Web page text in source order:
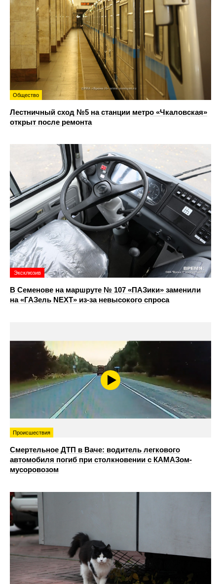
Общество
Лестничный сход №5 на станции метро «Чкаловская»
открыт после ремонта
Эксклюзив
В Семенове на маршруте № 107 «ПАЗики» заменили
на «ГАЗель NEXT» из‑за невысокого спроса
Происшествия
Смертельное ДТП в Ваче: водитель легкового
автомобиля погиб при столкновении с КАМАЗом-
мусоровозом